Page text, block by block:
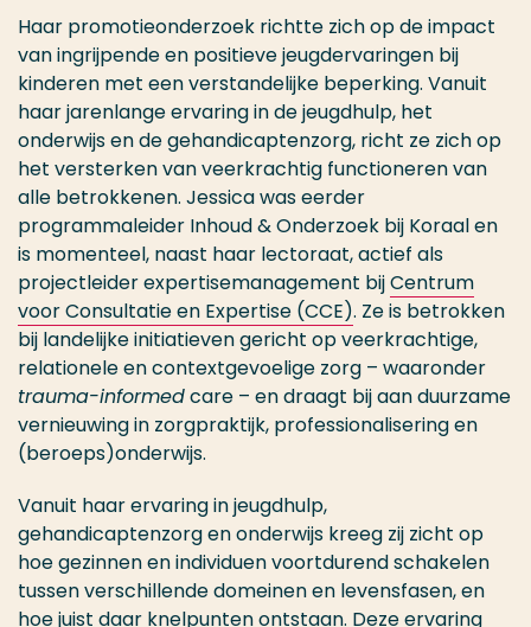
Haar promotieonderzoek richtte zich op de impact
van ingrijpende en positieve jeugdervaringen bij
kinderen met een verstandelijke beperking. Vanuit
haar jarenlange ervaring in de jeugdhulp, het
onderwijs en de gehandicaptenzorg, richt ze zich op
het versterken van veerkrachtig functioneren van
alle betrokkenen. Jessica was eerder
programmaleider Inhoud & Onderzoek bij Koraal en
is momenteel, naast haar lectoraat, actief als
projectleider expertisemanagement bijCentrum
voor Consultatie en Expertise (CCE). Ze is betrokken
bij landelijke initiatieven gericht op veerkrachtige,
relationele en contextgevoelige zorg – waaronder
trauma-informedcare – en draagt bij aan duurzame
vernieuwing in zorgpraktijk, professionalisering en
(beroeps)onderwijs.
Vanuit haar ervaring in jeugdhulp,
gehandicaptenzorg en onderwijs kreeg zij zicht op
hoe gezinnen en individuen voortdurend schakelen
tussen verschillende domeinen en levensfasen, en
hoe juist daar knelpunten ontstaan. Deze ervaring